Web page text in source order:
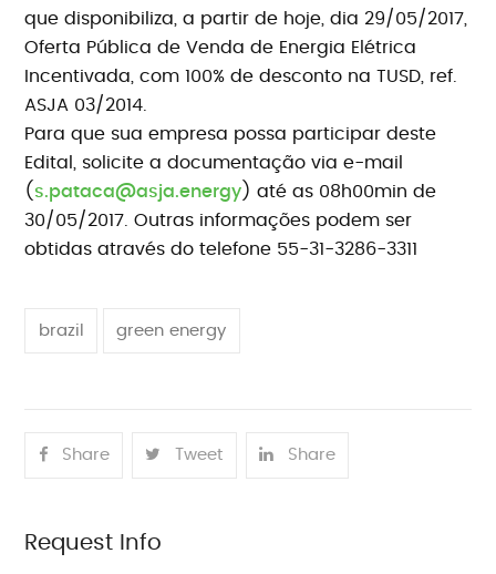
que disponibiliza, a partir de hoje, dia 29/05/2017,
Oferta Pública de Venda de Energia Elétrica
Incentivada, com 100% de desconto na TUSD, ref.
ASJA 03/2014.
Para que sua empresa possa participar deste
Edital, solicite a documentação via e-mail
(s.pataca@asja.energy ) até as 08h00min de
30/05/2017. Outras informações podem ser
obtidas através do telefone 55-31-3286-3311
brazil green energy
Share Tweet Share
Request Info